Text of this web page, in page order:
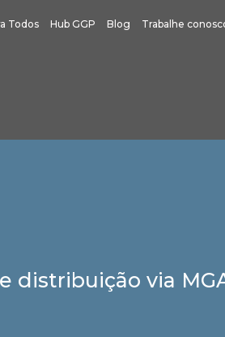
Todos Hub GGP Blog Trabalhe
distribuição via